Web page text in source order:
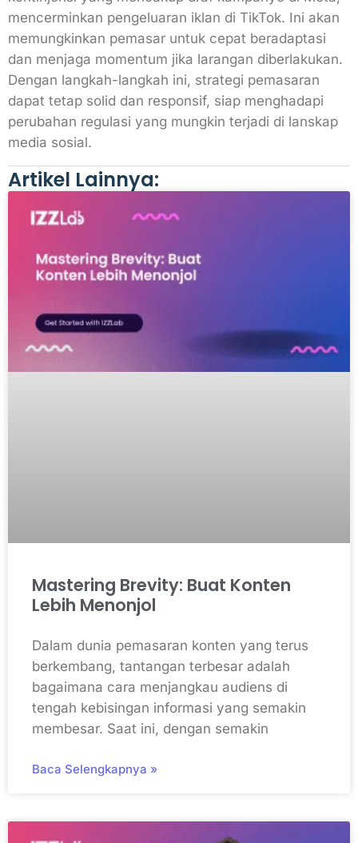
mencerminkan pengeluaran iklan di TikTok. Ini akan
memungkinkan pemasar untuk cepat beradaptasi
dan menjaga momentum jika larangan diberlakukan.
Dengan langkah-langkah ini, strategi pemasaran
dapat tetap solid dan responsif, siap menghadapi
perubahan regulasi yang mungkin terjadi di lanskap
media sosial.
Artikel Lainnya:
Mastering Brevity: Buat Konten
Lebih Menonjol
Dalam dunia pemasaran konten yang terus
berkembang, tantangan terbesar adalah
bagaimana cara menjangkau audiens di
tengah kebisingan informasi yang semakin
membesar. Saat ini, dengan semakin
Baca Selengkapnya »